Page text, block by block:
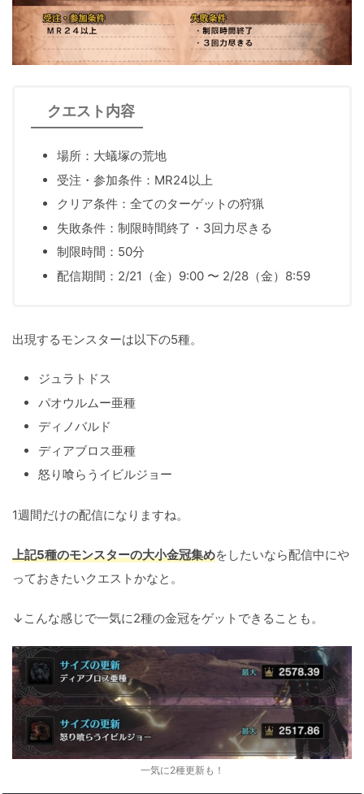
クエスト内容
場所：大蟻塚の荒地
受注・参加条件：MR24以上
クリア条件：全てのターゲットの狩猟
失敗条件：制限時間終了・3回力尽きる
制限時間：50分
配信期間：2/21（金）9:00 〜 2/28（金）8:59
出現するモンスターは以下の5種。
ジュラトドス
パオウルムー亜種
ディノバルド
ディアブロス亜種
怒り喰らうイビルジョー
1週間だけの配信になりますね。
上記5種のモンスターの大小金冠集めをしたいなら配信中にや
っておきたいクエストかなと。
↓こんな感じで一気に2種の金冠をゲットできることも。
一気に2種更新も！